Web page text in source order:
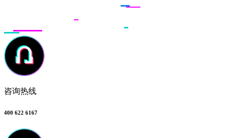
咨询热线
400 622 6167